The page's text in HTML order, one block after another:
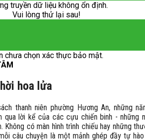
truyền dữ liệu không ổn định.
Vui lòng thử lại sau!
chưa chọn xác thực bảo mật.
hoa lửa
thanh niên phường Hương An, những
qua lời kể của các cựu chiến binh - những
có màn hình trình chiếu hay những
câu chuyện là một mảnh ghép đầy tự